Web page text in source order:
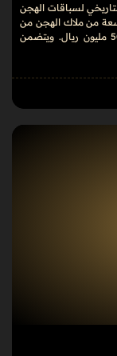
التاريخي لسباقات الهجن
واسعة من ملاك الهجن من
داخل المملكة وخارجها، وسط جوائز مالية تتجاوز 50 مليون ريال. ويتضمن